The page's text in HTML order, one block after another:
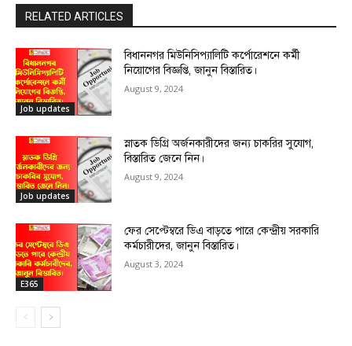
RELATED ARTICLES
Job updates
বিধাননগর মিউনিসিপ্যালিটি কর্পোরেশনে কর্মী
নিয়োগের বিজ্ঞপ্তি, জানুন বিস্তারিত।
August 9, 2024
Job updates
স্নাতক ডিগ্রি অর্জনকারীদের জন্য চাকরির সুযোগ,
বিস্তারিত জেনে নিন।
August 9, 2024
E365
ফের সেপ্টেম্বরে ডিএ বাড়তে পারে কেন্দ্রীয় সরকারি
কর্মচারীদের, জানুন বিস্তারিত।
August 3, 2024